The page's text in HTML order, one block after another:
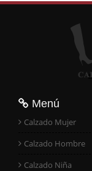
Menú
Calzado Mujer
Calzado Hombre
Calzado Niña